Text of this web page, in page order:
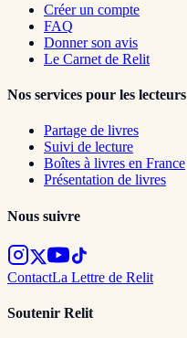
Créer un compte
FAQ
Donner son avis
Le Carnet de Relit
Nos services pour les lecteurs
Partage de livres
Suivi de lecture
Boîtes à livres en France
Présentation de livres
Nous suivre
ContactLa Lettre de Relit
Soutenir Relit